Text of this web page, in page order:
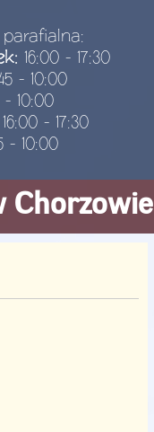
16:00 - 17:30
- 10:00
- 10:00
16:00 - 17:30
- 10:00
Chorzowie